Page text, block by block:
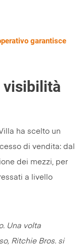
garantisce
visibilità
ha scelto un
di vendita: dal
dei mezzi, per
a livello
. Una volta
Ritchie Bros. si